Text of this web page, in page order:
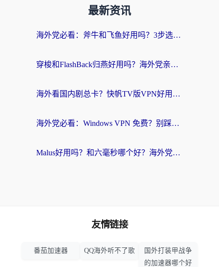
最新资讯
海外党必看：斧牛和飞鱼好用吗？3步选对回国加速器，无缝刷剧玩国服
穿梭和FlashBack归燕好用吗？海外党亲测3款热门回国加速器，教你选对不踩坑
海外看国内剧总卡？快帆TV版VPN好用吗？和快滚VPN对比哪个回国效果更好？
海外党必看：Windows VPN 免费？别踩坑！教你选对好用的国内加速器无缝回国
Malus好用吗？和六毫秒哪个好？海外党选回国加速器的避坑指南
友情链接
番茄加速器 QQ海外听不了歌
国外打装甲战争
的加速器哪个好